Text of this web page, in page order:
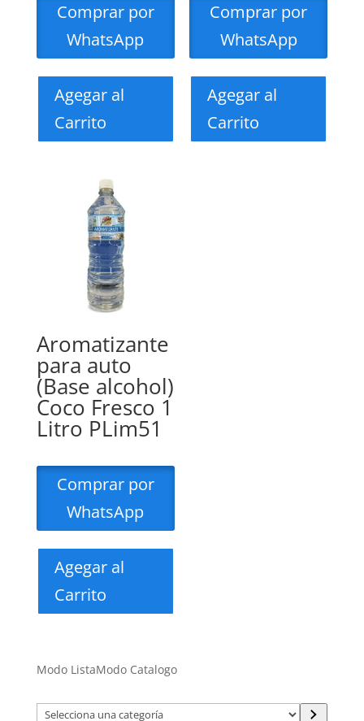
Comprar por
WhatsApp
Agegar al
Carrito
Comprar por
WhatsApp
Agegar al
Carrito
Aromatizante
para auto
(Base alcohol)
Coco Fresco 1
Litro PLim51
Comprar por
WhatsApp
Agegar al
Carrito
Modo ListaModo Catalogo
Selecciona